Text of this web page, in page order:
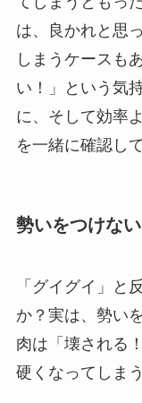
は、良かれと思
しまうケースも
い！」という気
に、そして効率
を一緒に確認し
勢いをつけな
「グイグイ」と
か？実は、勢い
肉は「壊される
硬くなってしま